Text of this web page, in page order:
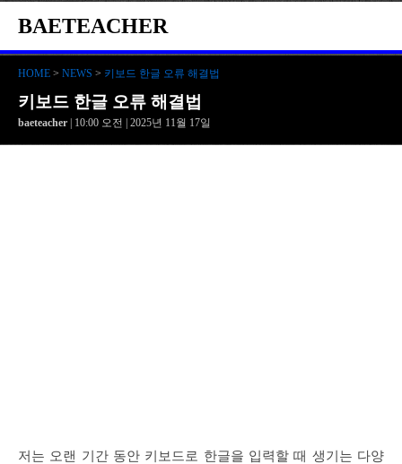
BAETEACHER
HOME > NEWS > 키보드 한글 오류 해결법
키보드 한글 오류 해결법
baeteacher | 10:00 오전 | 2025년 11월 17일
저는 오랜 기간 동안 키보드로 한글을 입력할 때 생기는 다양